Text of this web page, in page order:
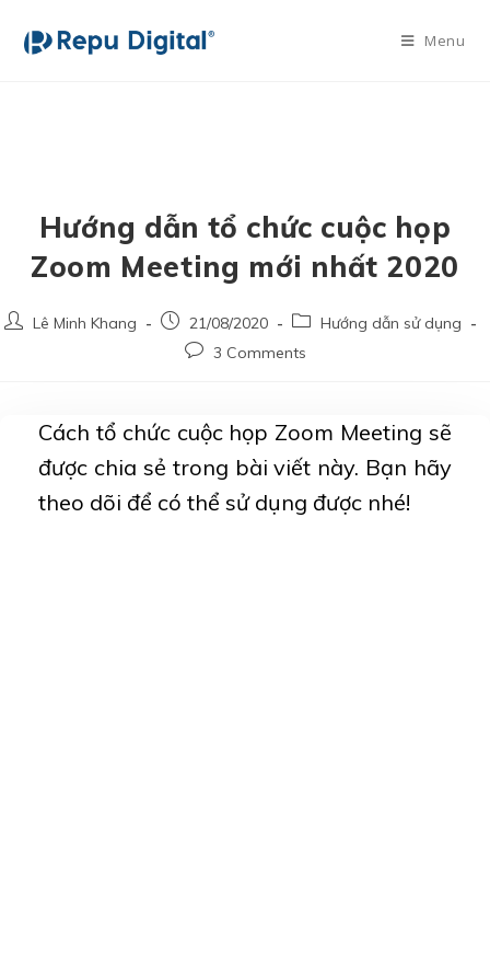
Menu
Hướng dẫn tổ chức cuộc họp
Zoom Meeting mới nhất 2020
Lê Minh Khang 21/08/2020
Hướng dẫn sử dụng
3 Comments
Cách tổ chức cuộc họp Zoom Meeting sẽ
được chia sẻ trong bài viết này. Bạn hãy
theo dõi để có thể sử dụng được nhé!